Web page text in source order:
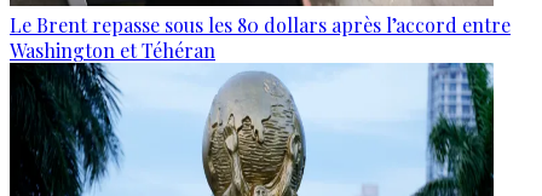
Le Brent repasse sous les 80 dollars après l’accord entre
Washington et Téhéran